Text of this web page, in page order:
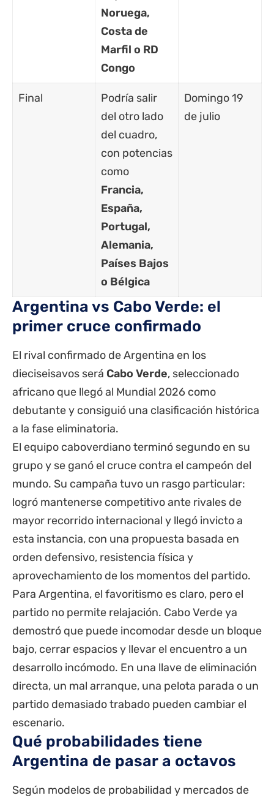
Noruega,
Costa de
Marfil o RD
Congo
Final
Podría salir
del otro lado
del cuadro,
con potencias
como
Francia,
España,
Portugal,
Alemania,
Países Bajos
o Bélgica
Domingo 19
de julio
Argentina vs Cabo Verde: el
primer cruce confirmado
El rival confirmado de Argentina en los
dieciseisavos será Cabo Verde, seleccionado
africano que llegó al Mundial 2026 como
debutante y consiguió una clasificación histórica
a la fase eliminatoria.
El equipo caboverdiano terminó segundo en su
grupo y se ganó el cruce contra el campeón del
mundo. Su campaña tuvo un rasgo particular:
logró mantenerse competitivo ante rivales de
mayor recorrido internacional y llegó invicto a
esta instancia, con una propuesta basada en
orden defensivo, resistencia física y
aprovechamiento de los momentos del partido.
Para Argentina, el favoritismo es claro, pero el
partido no permite relajación. Cabo Verde ya
demostró que puede incomodar desde un bloque
bajo, cerrar espacios y llevar el encuentro a un
desarrollo incómodo. En una llave de eliminación
directa, un mal arranque, una pelota parada o un
partido demasiado trabado pueden cambiar el
escenario.
Qué probabilidades tiene
Argentina de pasar a octavos
Según modelos de probabilidad y mercados de